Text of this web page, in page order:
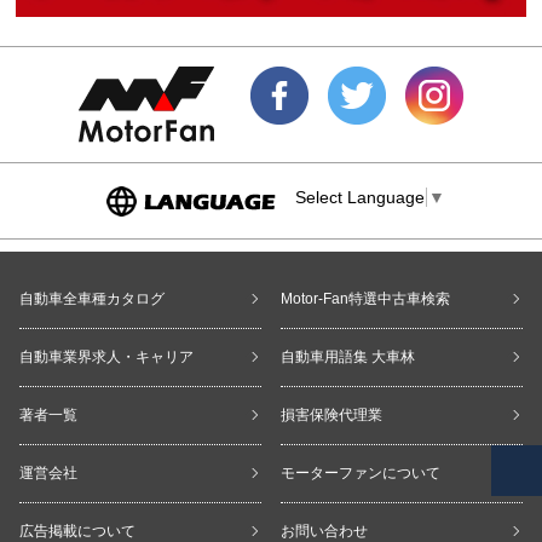
Select Language ▼
自動車全車種カタログ Motor-Fan特選中古車検索
自動車業界求人・キャリア 自動車用語集 大車林
著者一覧 損害保険代理業
運営会社 モーターファンについて
広告掲載について お問い合わせ